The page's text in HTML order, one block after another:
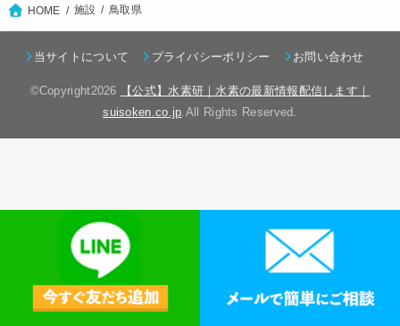
HOME 施設 鳥取県
当サイトについて プライバシーポリシー お問い合わせ
©Copyright2026
【公式】水素研｜水素の最新情報配信します｜
suisoken.co.jp .All Rights Reserved.